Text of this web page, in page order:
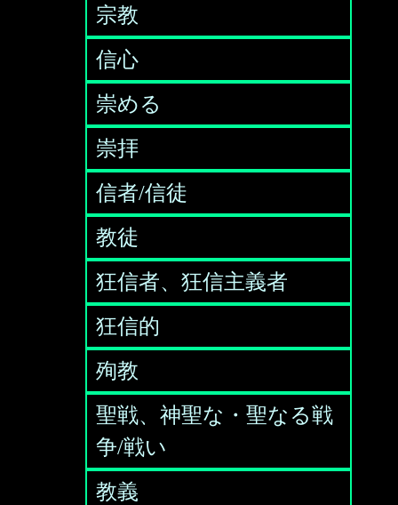
宗教
信心
崇める
崇拝
信者/信徒
教徒
狂信者、狂信主義者
狂信的
殉教
聖戦、神聖な・聖なる戦
争/戦い
教義